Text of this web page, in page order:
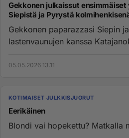
Gekkonen julkaissut
Siepistä ja Pyrystä
Gekkonen paparazzasi Siepin
lastenvaunujen kanssa
05.05.2026 13:11
KOTIMAISET JULKKISJUORUT
Eerikäinen
Blondi vai hopekettu? Matkalla